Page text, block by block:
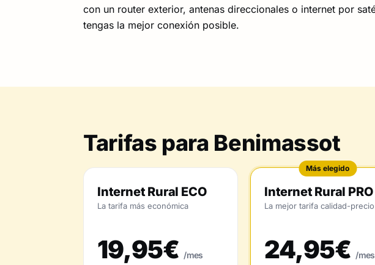
con un router exterior, antenas direccionales o internet por
tengas la mejor conexión posible.
Tarifas para Benimassot
Internet Rural ECO
La tarifa más económica
19,95€ /mes
Más elegido
Internet Rural PRO
La mejor tarifa calidad-precio
24,95€ /mes